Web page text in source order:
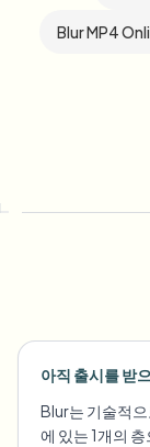
Blur MP4
아직 출시를 받
Blur는 기술적으
에 있는 1개의